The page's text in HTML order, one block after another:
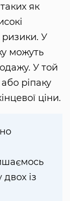
як
ризики. У
можуть
У той
ріпаку
ціни.
із